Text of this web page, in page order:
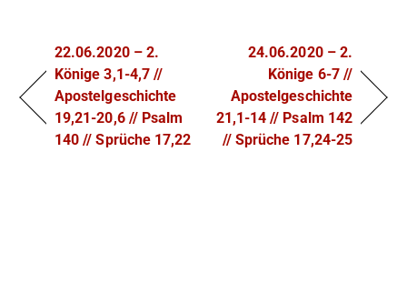
22.06.2020 – 2.
Könige 3,1-4,7 //
Apostelgeschichte
19,21-20,6 // Psalm
140 // Sprüche 17,22
24.06.2020 – 2.
Könige 6-7 //
Apostelgeschichte
21,1-14 // Psalm 142
// Sprüche 17,24-25